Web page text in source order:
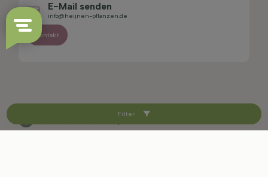
Filter
E-Mail senden
info@heijnen-pflanzen.de
Kontakt
4.4/5